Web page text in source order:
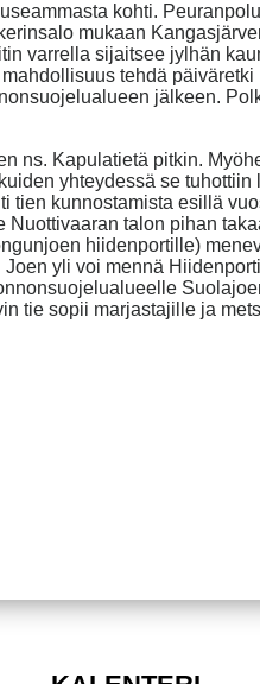
kohti.
mukaan
varrella sijaitsee jylhän
tehdä
jälkeen.
ns. Kapulatietä pitkin.
yhteydessä se
kunnostamista esillä
talon pihan
hiidenportille)
yli voi mennä
tie sopii marjastajille ja